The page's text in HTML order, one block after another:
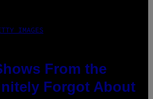
IMAGES
From the
Forgot About